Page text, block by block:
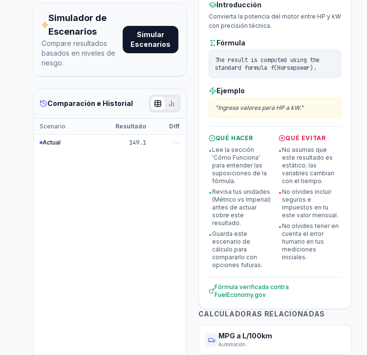
Simulador de
Escenarios
Compare resultados
basados en niveles de
riesgo.
Simular
Escenarios
Comparación e Historial
Scenario Resultado Diff
Actual 149.1 —
Introducción
Convierta la potencia del motor entre HP y kW
con precisión técnica.
Fórmula
The result is computed using the
standard formula f(Horsepower).
Ejemplo
"Ingresa valores para HP a kW."
QUÉ HACER
• Lee la sección
'Cómo Funciona'
para entender las
suposiciones de la
fórmula.
• Revisa tus unidades
(Métrico vs Imperial)
antes de actuar
sobre este
resultado.
• Guarda este
escenario de
cálculo para
compararlo con
opciones futuras.
QUÉ EVITAR
• No asumas que
este resultado es
estático; las
variables cambian
con el tiempo.
• No olvides incluir
seguros e
impuestos en tu
este valor mensual.
• No olvides tener en
cuenta el error
humano en tus
mediciones
iniciales.
Fórmula verificada contra
FuelEconomy.gov
CALCULADORAS RELACIONADAS
MPG a L/100km
Automoción